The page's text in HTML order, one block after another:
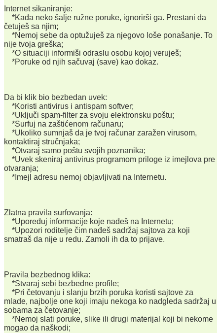
Internet sikaniranje:
*Kada neko šalje ružne poruke, ignorirši ga. Prestani da
četuješ sa njim;
*Nemoj sebe da optužuješ za njegovo loše ponašanje. To
nije tvoja greška;
*O situaciji informiši odraslu osobu kojoj veruješ;
*Poruke od njih sačuvaj (save) kao dokaz.
Da bi klik bio bezbedan uvek:
*Koristi antivirus i antispam softver;
*Uključi spam-filter za svoju elektronsku poštu;
*Surfuj na zaštićenom računaru;
*Ukoliko sumnjaš da je tvoj računar zaražen virusom,
kontaktiraj stručnjaka;
*Otvaraj samo poštu svojih poznanika;
*Uvek skeniraj antivirus programom priloge iz imejlova pre
otvaranja;
*Imejl adresu nemoj objavljivati na Internetu.
Zlatna pravila surfovanja:
*Upoređuj informacije koje nađeš na Internetu;
*Upozori roditelje čim nađeš sadržaj sajtova za koji
smatraš da nije u redu. Zamoli ih da to prijave.
Pravila bezbednog klika:
*Stvaraj sebi bezbedne profile;
*Pri četovanju i slanju brzih poruka koristi sajtove za
mlade, najbolje one koji imaju nekoga ko nadgleda sadržaj u
sobama za četovanje;
*Nemoj slati poruke, slike ili drugi materijal koji bi nekome
mogao da naškodi;